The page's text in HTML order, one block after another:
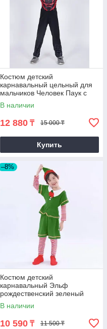
Костюм детский
карнавальный цельный для
мальчиков Человек Паук с
мускулами черный
В наличии
12 880 ₸ 15 000 ₸
Купить
–8%
Костюм детский
карнавальный Эльф
рождественский зеленый
В наличии
10 590 ₸ 11 500 ₸